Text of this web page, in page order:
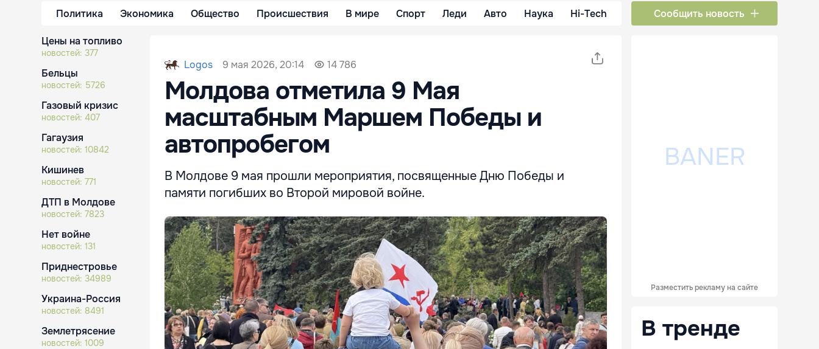
Политика Экономика Общество Происшествия В мире Спорт Леди Авто Наука Hi-Tech Сообщить новость
Цены на топливо
новостей: 377
Бельцы
новостей: 5726
Газовый кризис
новостей: 407
Гагаузия
новостей: 10842
Кишинев
новостей: 771
ДТП в Молдове
новостей: 7823
Нет войне
новостей: 131
Приднестровье
новостей: 34989
Украина-Россия
новостей: 8491
Землетрясение
новостей: 1009
Logos 9 мая 2026, 20:14 14 786
Молдова отметила 9 Мая
масштабным Маршем Победы и
автопробегом
В Молдове 9 мая прошли мероприятия, посвященные Дню Победы и
памяти погибших во Второй мировой войне.
Разместить рекламу на сайте
В тренде